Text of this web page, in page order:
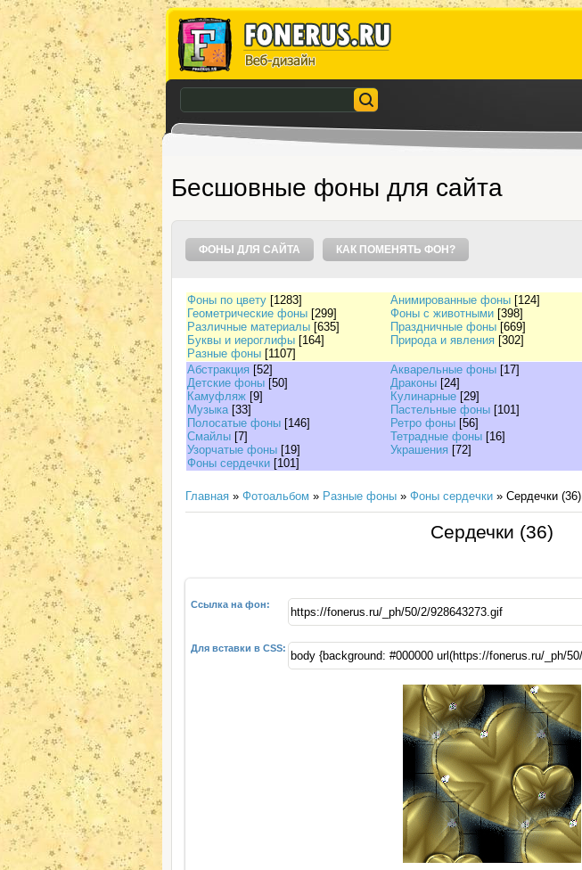
Бесшовные фоны для сайта
ФОНЫ ДЛЯ САЙТА КАК ПОМЕНЯТЬ ФОН?
Фоны по цвету [1283] Анимированные фоны [124]
Геометрические фоны [299] Фоны с животными [398]
Различные материалы [635] Праздничные фоны [669]
Буквы и иероглифы [164] Природа и явления [302]
Разные фоны [1107]
Абстракция [52] Акварельные фоны [17]
Детские фоны [50] Драконы [24]
Камуфляж [9] Кулинарные [29]
Музыка [33] Пастельные фоны [101]
Полосатые фоны [146] Ретро фоны [56]
Смайлы [7] Тетрадные фоны [16]
Узорчатые фоны [19] Украшения [72]
Фоны сердечки [101]
Главная » Фотоальбом » Разные фоны » Фоны сердечки » Сердечки (36)
Сердечки (36)
Ссылка на фон:
Для вставки в CSS: